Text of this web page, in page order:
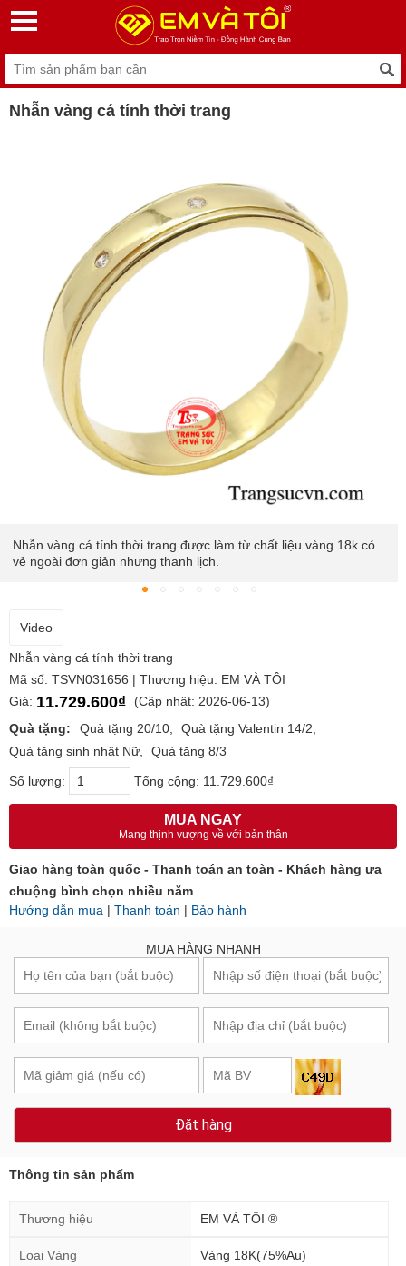
Nhẫn vàng cá tính thời trang
Nhẫn vàng cá tính thời trang được làm từ chất liệu vàng 18k có
vẻ ngoài đơn giản nhưng thanh lịch.
Video
Nhẫn vàng cá tính thời trang
Mã số: TSVN031656 | Thương hiệu: EM VÀ TÔI
Giá: 11.729.600₫
(Cập nhật: 2026-06-13)
Quà tặng:
Quà tặng 20/10
Quà tặng Valentin 14/2
Quà tặng sinh nhật Nữ
Quà tặng 8/3
Số lượng: Tổng cộng: 11.729.600₫
MUA NGAY
Mang thịnh vượng về với bản thân
Giao hàng toàn quốc - Thanh toán an toàn - Khách hàng ưa
chuộng bình chọn nhiều năm
Hướng dẫn mua | Thanh toán | Bảo hành
MUA HÀNG NHANH
Đặt hàng
Thông tin sản phẩm
Thương hiệu EM VÀ TÔI ®
Loại Vàng Vàng 18K(75%Au)